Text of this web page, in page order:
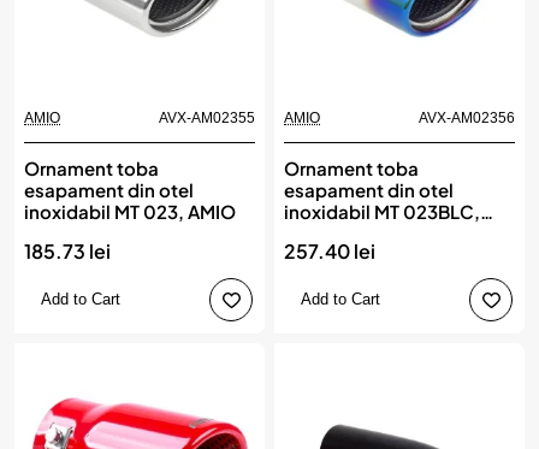
AMIO AVX-AM02355
Ornament toba
esapament din otel
inoxidabil MT 023, AMIO
185.73 lei
Add to Cart
AMIO AVX-AM02356
Ornament toba
esapament din otel
inoxidabil MT 023BLC,
257.40 lei
Add to Cart